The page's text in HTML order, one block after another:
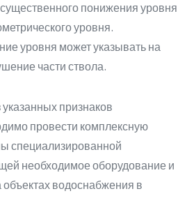
понижения уровня
уровня.
уровня может указывать на
части ствола.
признаков
провести комплексную
специализированной
необходимое оборудование и
объектах водоснабжения в